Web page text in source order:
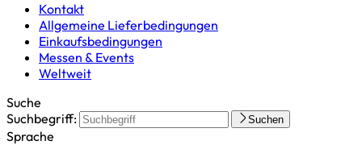
Kontakt
Allgemeine Lieferbedingungen
Einkaufsbedingungen
Messen & Events
Weltweit
Suche
Suchbegriff:
Suchen
Sprache